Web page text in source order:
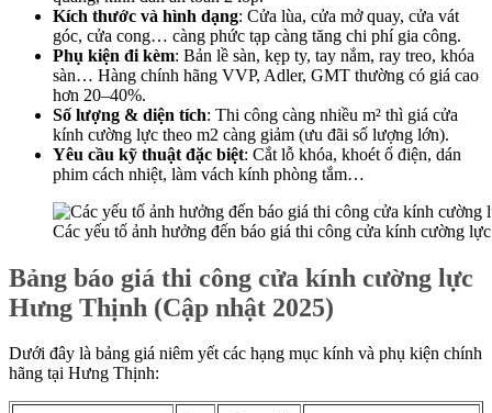
Kích thước và hình dạng: Cửa lùa, cửa mở quay, cửa vát
góc, cửa cong… càng phức tạp càng tăng chi phí gia công.
Phụ kiện đi kèm: Bản lề sàn, kẹp ty, tay nắm, ray treo, khóa
sàn… Hàng chính hãng VVP, Adler, GMT thường có giá cao
hơn 20–40%.
Số lượng & diện tích: Thi công càng nhiều m² thì giá cửa
kính cường lực theo m2 càng giảm (ưu đãi số lượng lớn).
Yêu cầu kỹ thuật đặc biệt: Cắt lỗ khóa, khoét ổ điện, dán
phim cách nhiệt, làm vách kính phòng tắm…
Các yếu tố ảnh hưởng đến báo giá thi công cửa kính cường lực
Bảng báo giá thi công cửa kính cường lực
Hưng Thịnh (Cập nhật 2025)
Dưới đây là bảng giá niêm yết các hạng mục kính và phụ kiện chính
hãng tại Hưng Thịnh: